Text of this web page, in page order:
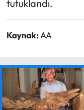
tutuklandı.
Kaynak: AA